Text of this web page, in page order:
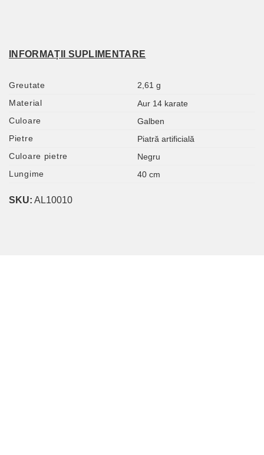
INFORMAȚII SUPLIMENTARE
Greutate
2,61 g
Material
Aur 14 karate
Culoare
Galben
Pietre
Piatră artificială
Culoare pietre
Negru
Lungime
40 cm
SKU: AL10010